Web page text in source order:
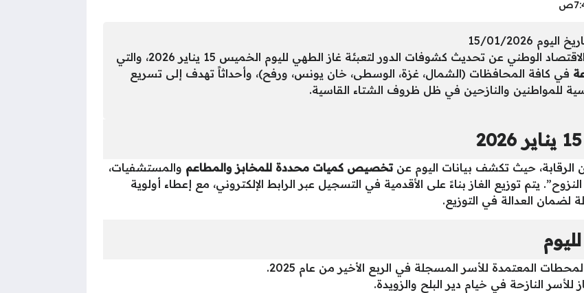
15/01/2026
بالتعاون مع وزارة الاقتصاد الوطني عن تحديث كشوفات الدور لتعبئة غاز الطهي لليوم الخميس 15 يناير 2026، والتي
في كافة المحافظات (الشمال، غزة، الوسطى، خان يونس، ورفح)، وأحداثاً تهدف إلى تسريع
للمواطنين والنازحين في ظل ظروف الشتاء القاسية.
الرقابة، حيث تكشف بيانات اليوم عنتخصيص كميات محددة للمخابز والمطاعم والمستشفيات،
يتم توزيع الغاز بناءً على الأقدمية في التسجيل عبر الرابط الإلكتروني، مع إعطاء أولوية
لضمان العدالة في التوزيع.
المعتمدة للأسر المسجلة في الربع الأخير من عام 2025.
النازحة في خيام دير البلح والزويدة.